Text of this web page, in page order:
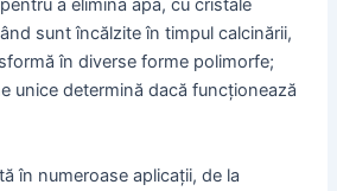
a elimina apa, cu cristale
sunt încălzite în timpul calcinării,
în diverse forme polimorfe;
unice determină dacă funcționează
în numeroase aplicații, de la